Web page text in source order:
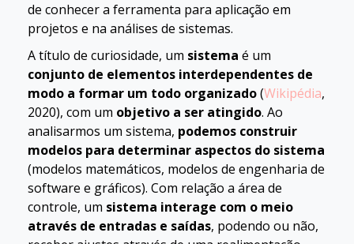
de conhecer a ferramenta para aplicação em
projetos e na análises de sistemas.
A título de curiosidade, um sistema é um
conjunto de elementos interdependentes de
modo a formar um todo organizado(Wikipédia,
2020), com um objetivo a ser atingido. Ao
analisarmos um sistema, podemos construir
modelos para determinar aspectos do sistema
(modelos matemáticos, modelos de engenharia de
software e gráficos). Com relação a área de
controle, um sistema interage com o meio
através de entradas e saídas, podendo ou não,